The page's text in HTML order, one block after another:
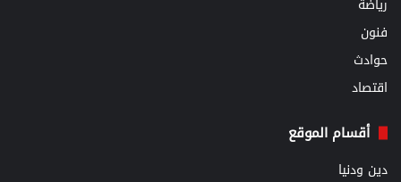
رياضة
فنون
حوادث
اقتصاد
أقسام الموقع
دين ودنيا